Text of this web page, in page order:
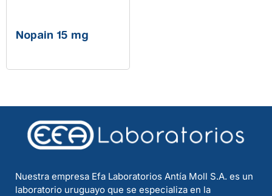
Nopain 15 mg
Nuestra empresa Efa Laboratorios Antía Moll S.A. es un
laboratorio uruguayo que se especializa en la